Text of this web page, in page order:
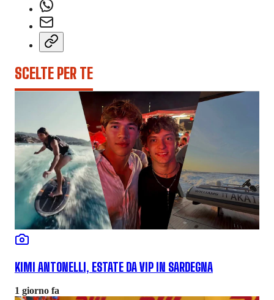
SCELTE PER TE
KIMI ANTONELLI, ESTATE DA VIP IN SARDEGNA
1 giorno fa